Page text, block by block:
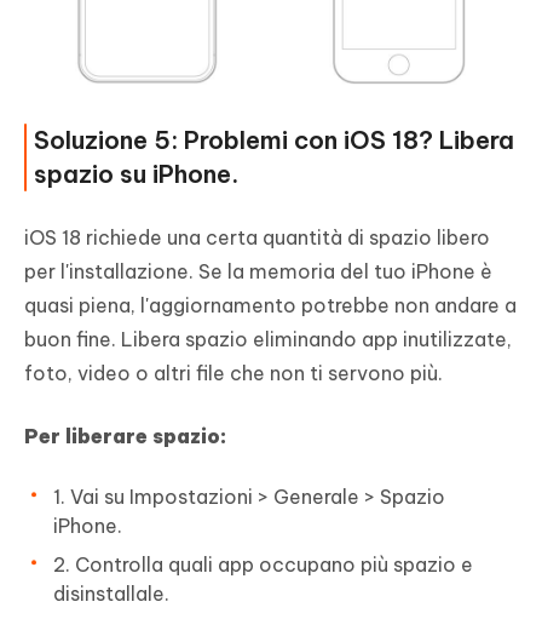
Soluzione 5: Problemi con iOS 18? Libera
spazio su iPhone.
iOS 18 richiede una certa quantità di spazio libero
per l'installazione. Se la memoria del tuo iPhone è
quasi piena, l'aggiornamento potrebbe non andare a
buon fine. Libera spazio eliminando app inutilizzate,
foto, video o altri file che non ti servono più.
Per liberare spazio:
1. Vai su Impostazioni > Generale > Spazio
iPhone.
2. Controlla quali app occupano più spazio e
disinstallale.